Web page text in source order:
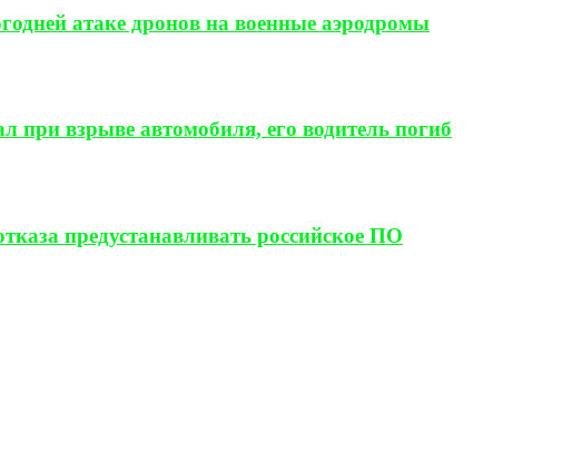
атаке дронов на военные аэродромы
при взрыве автомобиля, его водитель погиб
предустанавливать российское ПО